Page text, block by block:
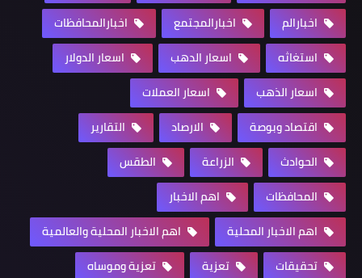
اخبارالم
اخبارالمجتمع
اخبارالمحافظات
استغاثه
اسعار الدهب
اسعار الدولار
اسعار الذهب
اسعار العملات
اقتصاد وبوصة
الارصاد
التقارير
الحوادث
الزراعة
الطقس
المحافظات
اهم الاخبار
اهم الاخبار المحلية
اهم الاخبار المحلية والعالمية
تحقيقات
تعزية
تعزية وموساه